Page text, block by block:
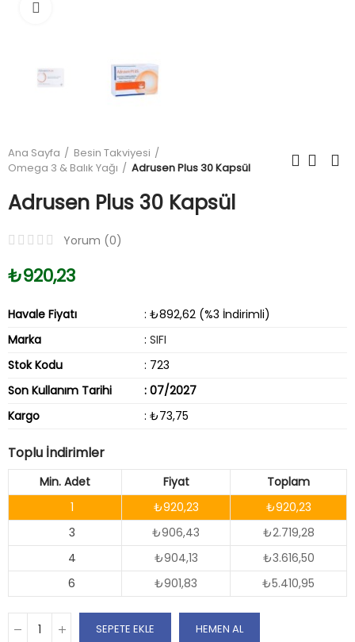
Ana Sayfa
Besin Takviyesi
Omega 3 & Balık Yağı
Adrusen Plus 30 Kapsül
Adrusen Plus 30 Kapsül
Yorum (0)
₺920,23
Havale Fiyatı
: ₺892,62 (%3 İndirimli)
Marka
: SIFI
Stok Kodu
: 723
Son Kullanım Tarihi
: 07/2027
Kargo
: ₺73,75
Toplu İndirimler
Min. Adet Fiyat
Toplam
1
₺920,23
₺920,23
3
₺906,43
₺2.719,28
4
₺904,13
₺3.616,50
6
₺901,83 ₺5.410,95
SEPETE EKLE HEMEN AL